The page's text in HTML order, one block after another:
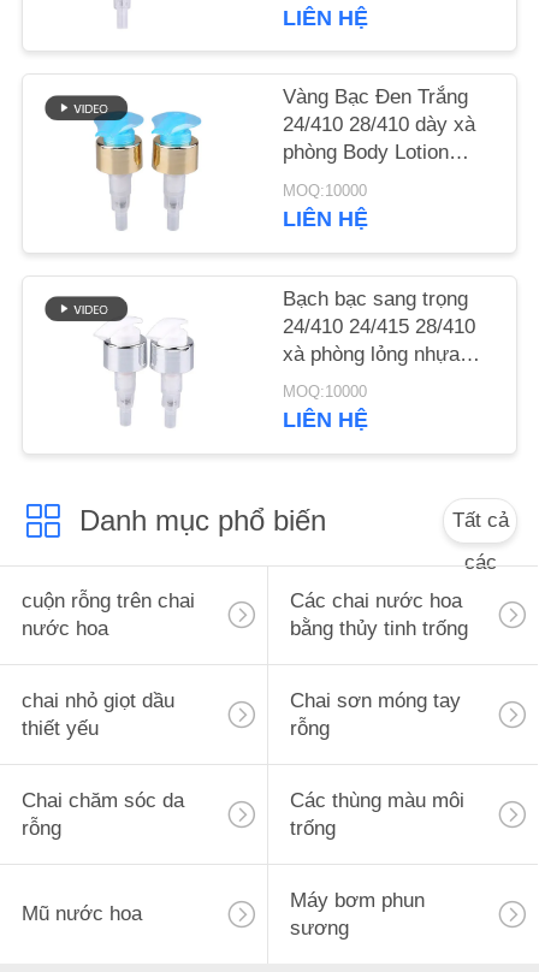
HỆ
VỚI
CHÚNG
TIN
TỨC
ÁN
YÊU
CẦU
BÁO
SƠ
ĐỒ
TRANG
WEB
PRIVACY
LIÊN HỆ
Vàng Bạc Đen Trắng
24/410 28/410 dày xà
phòng Body Lotion
Dispenser Nhựa nhôm
Cream Lotion Pump
Cho chai
MOQ:10000
LIÊN HỆ
Bạch bạc sang trọng
24/410 24/415 28/410
xà phòng lỏng nhựa
nhôm kem lotion bơm
cho chai
MOQ:10000
LIÊN HỆ
Danh mục phổ biến
Tất cả
các
cuộn rỗng trên chai
nước hoa
Các chai nước hoa
bằng thủy tinh trống
chai nhỏ giọt dầu
thiết yếu
Chai sơn móng tay
rỗng
Chai chăm sóc da
rỗng
Các thùng màu môi
trống
Mũ nước hoa
Máy bơm phun
sương